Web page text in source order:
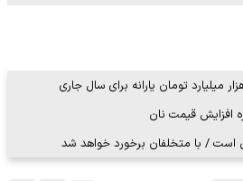
افزایش قیمت نان
است / با متخلفان برخورد خواهد شد